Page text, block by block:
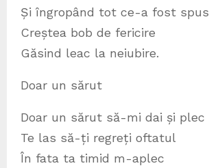
Și îngropând tot ce-a fost spus
Creștea bob de fericire
Găsind leac la neiubire.
Doar un sărut
Doar un sărut să-mi dai și plec
Te las să-ți regreți oftatul
În fata ta timid m-aplec